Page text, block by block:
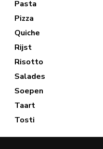
Pasta
Pizza
Quiche
Rijst
Risotto
Salades
Soepen
Taart
Tosti